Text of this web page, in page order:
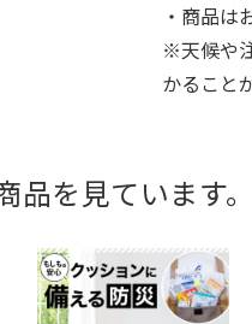
・商品は
※天候や
かること
を見ています。